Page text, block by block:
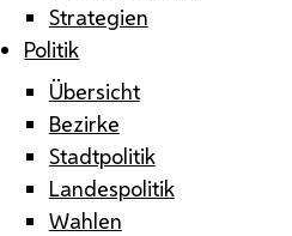
Strategien
Politik
Übersicht
Bezirke
Stadtpolitik
Landespolitik
Wahlen